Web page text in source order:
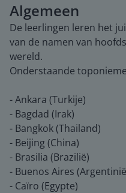
Algemeen
De leerlingen leren het
van de namen van
wereld.
Onderstaande
- Ankara (Turkije)
- Bagdad (Irak)
- Bangkok (Thailand)
- Beijing (China)
- Brasilia (Brazilië)
- Buenos Aires
- Caïro (Egypte)